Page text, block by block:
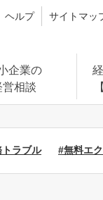
ヘルプ サイトマッ
企業の
営相談
ラブル #無料エ